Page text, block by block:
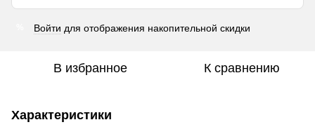
Войти для отображения накопительной скидки
В избранное К сравнению
Характеристики